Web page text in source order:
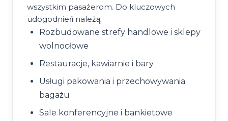
wszystkim pasażerom. Do kluczowych
udogodnień należą:
Rozbudowane strefy handlowe i sklepy
wolnocłowe
Restauracje, kawiarnie i bary
Usługi pakowania i przechowywania
bagażu
Sale konferencyjne i bankietowe